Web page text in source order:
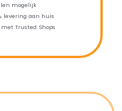
mogelijk
levering aan huis
Trusted Shops